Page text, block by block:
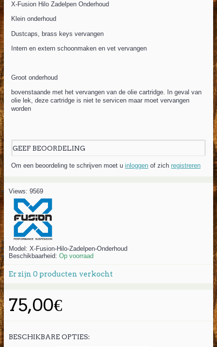
X-Fusion Hilo Zadelpen Onderhoud
Klein onderhoud
Dustcaps, brass keys vervangen
Intern en extern schoonmaken en vet vervangen
Groot onderhoud
bovenstaande met het vervangen van de olie cartridge. In geval van
olie lek, deze cartridge is niet te servicen maar moet vervangen
worden
GEEF BEOORDELING
Om een beoordeling te schrijven moet u inloggen of zich registreren
Views: 9569
Model: X-Fusion-Hilo-Zadelpen-Onderhoud
Beschikbaarheid: Op voorraad
Er zijn 0 producten verkocht
75,00€
BESCHIKBARE OPTIES: